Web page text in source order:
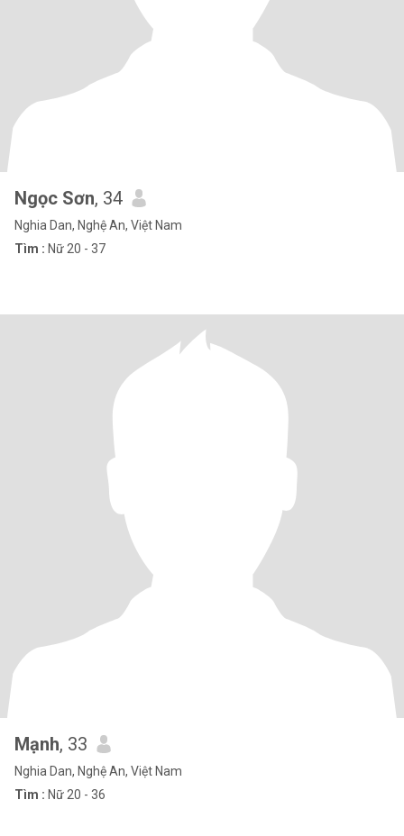
Ngọc Sơn, 34
Nghia Dan, Nghệ An, Việt Nam
Tìm : Nữ 20 - 37
Mạnh, 33
Nghia Dan, Nghệ An, Việt Nam
Tìm : Nữ 20 - 36